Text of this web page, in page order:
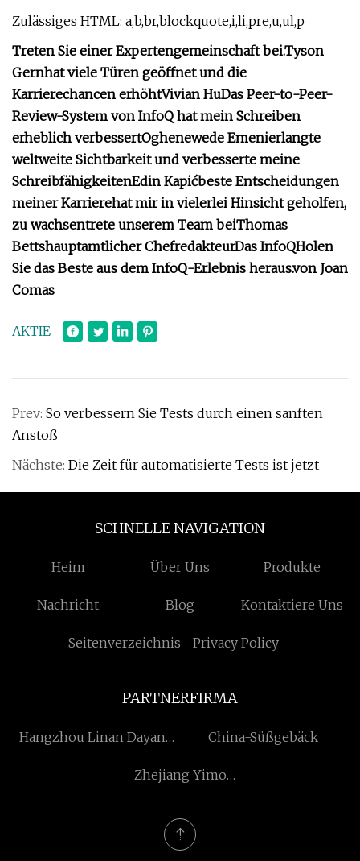
Zulässiges HTML: a,b,br,blockquote,i,li,pre,u,ul,p
Treten Sie einer Expertengemeinschaft bei.Tyson
Gernhat viele Türen geöffnet und die
Karrierechancen erhöhtVivian HuDas Peer-to-Peer-
Review-System von InfoQ hat mein Schreiben
erheblich verbessertOghenewede Emenierlangte
weltweite Sichtbarkeit und verbesserte meine
SchreibfähigkeitenEdin Kapićbeste Entscheidungen
meiner Karrierehat mir in vielerlei Hinsicht geholfen,
zu wachsentrete unserem Team beiThomas
Bettshauptamtlicher ChefredakteurDas InfoQHolen
Sie das Beste aus dem InfoQ-Erlebnis heraus.von Joan
Comas
AKTIE
Prev: So verbessern Sie Tests durch einen sanften
Anstoß
Nächste: Die Zeit für automatisierte Tests ist jetzt
SCHNELLE NAVIGATION
Heim Über Uns Produkte
Nachricht Blog Kontaktiere Uns
Seitenverzeichnis Privacy Policy
PARTNERFIRMA
Hangzhou Linan Dayang
China-Süßgebäck
Zhejiang Yimo